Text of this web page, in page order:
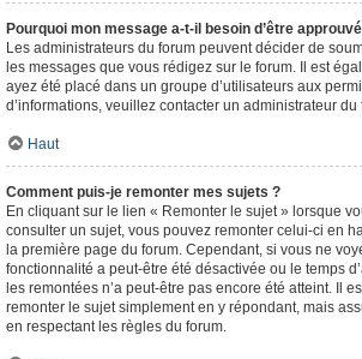
Pourquoi mon message a-t-il besoin d’être
Les administrateurs du forum peuvent décider de
les messages que vous rédigez sur le forum. Il est
ayez été placé dans un groupe d’utilisateurs aux
d’informations, veuillez contacter un administrateur du
Haut
Comment puis-je remonter mes sujets ?
En cliquant sur le lien « Remonter le sujet » lorsque
consulter un sujet, vous pouvez remonter celui-ci en
la première page du forum. Cependant, si vous ne
fonctionnalité a peut-être été désactivée ou le temps
les remontées n’a peut-être pas encore été atteint. Il
remonter le sujet simplement en y répondant, mais
en respectant les règles du forum.